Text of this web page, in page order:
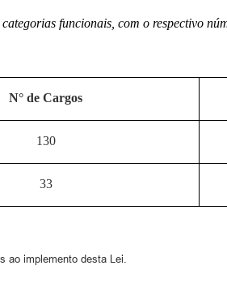
funcionais, com o respectivo
N° de Cargos
130
33
ao implemento desta Lei.